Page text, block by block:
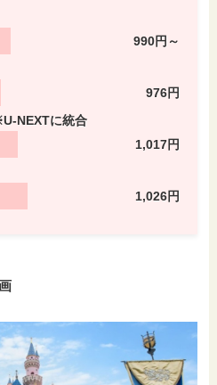
990円～
976円
NEXTに統合
1,017円
1,026円